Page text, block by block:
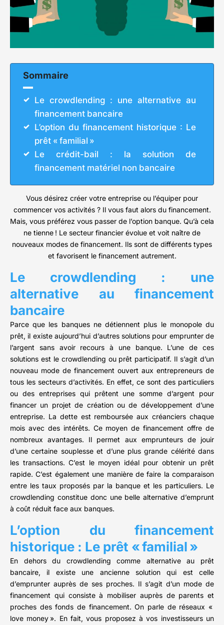
Sommaire
Le crowdlending : une alternative au
financement bancaire
L’option du financement historique : Le
prêt « familial »
Le crédit-bail : la solution de
financement matériel non bancaire
Vous désirez créer votre entreprise ou l’équiper pour
commencer vos activités ? Il vous faut alors du financement.
Mais, vous préférez vous passer de l’option banque. Qu’à cela
ne tienne ! Le secteur financier évolue et voit naître de
nouveaux modes de financement. Ils sont de différents types
et favorisent le financement autrement.
Le crowdlending : une
alternative au financement
bancaire
Parce que les banques ne détiennent plus le monopole du
prêt, il existe aujourd’hui d’autres solutions pour emprunter de
l’argent sans avoir recours à une banque. L’une de ces
solutions est le crowdlending ou prêt participatif. Il s’agit d’un
nouveau mode de financement ouvert aux entrepreneurs de
tous les secteurs d’activités. En effet, ce sont des particuliers
ou des entreprises qui prêtent une somme d’argent pour
financer un projet de création ou de développement d’une
entreprise. La dette est remboursée aux créanciers chaque
mois avec des intérêts. Ce moyen de financement offre de
nombreux avantages. Il permet aux emprunteurs de jouir
d’une certaine souplesse et d’une plus grande célérité dans
les transactions. C’est le moyen idéal pour obtenir un prêt
rapide. C’est également une manière de faire la comparaison
entre les taux proposés par la banque et les particuliers. Le
crowdlending constitue donc une belle alternative d’emprunt
à coût réduit face aux banques.
L’option du financement
historique : Le prêt « familial »
En dehors du crowdlending comme alternative au prêt
bancaire, il existe une ancienne solution qui est celle
d’emprunter auprès de ses proches. Il s’agit d’un mode de
financement qui consiste à mobiliser auprès de parents et
proches des fonds de financement. On parle de réseaux «
love money ». En fait, vous proposez à vos investisseurs un